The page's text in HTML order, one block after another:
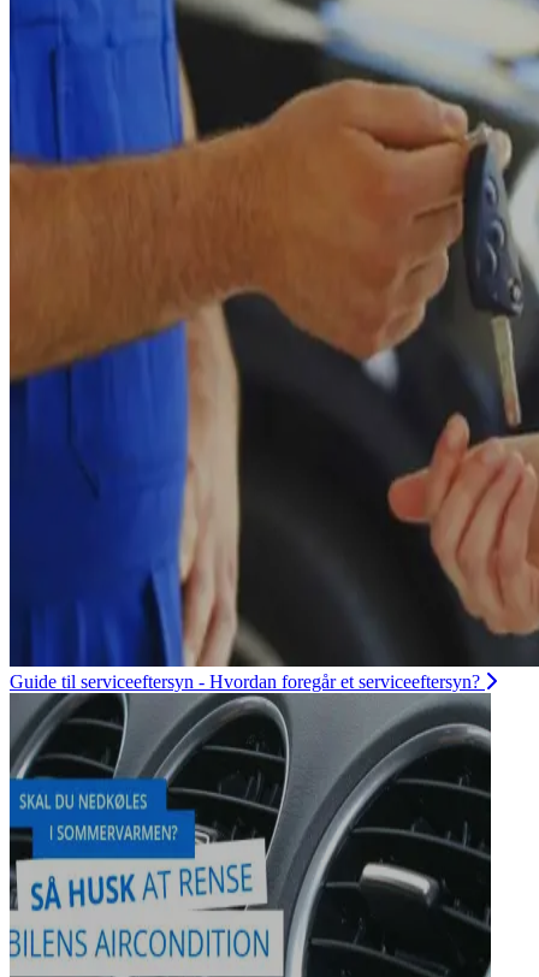
Guide til serviceeftersyn - Hvordan foregår et serviceeftersyn?